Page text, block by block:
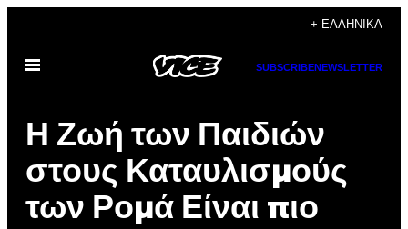
περιεχόμενο
+ ΕΛΛΗΝΙΚΆ
Ανοίξτε
SUBSCRIBENEWSLETTER
Η Ζωή των Παιδιών
στους Καταυλισμούς
των Ρομά Είναι πιο